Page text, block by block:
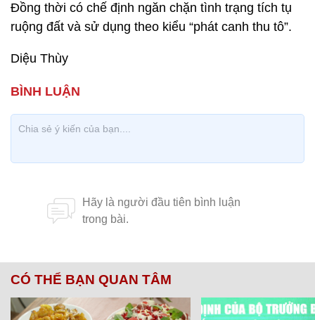
Đồng thời có chế định ngăn chặn tình trạng tích tụ
ruộng đất và sử dụng theo kiểu “phát canh thu tô”.
Diệu Thùy
CÓ THỂ BẠN QUAN TÂM